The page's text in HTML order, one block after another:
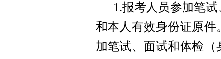
1.报考人员参加笔
和本人有效身份证原
加笔试、面试和体检